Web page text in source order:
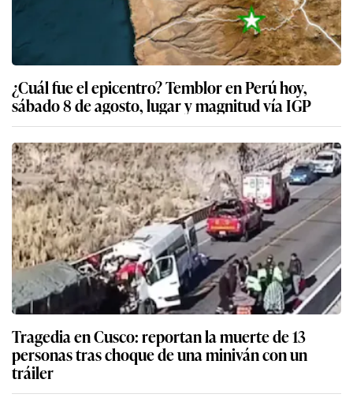
¿Cuál fue el epicentro? Temblor en Perú hoy,
sábado 8 de agosto, lugar y magnitud vía IGP
Tragedia en Cusco: reportan la muerte de 13
personas tras choque de una miniván con un
tráiler